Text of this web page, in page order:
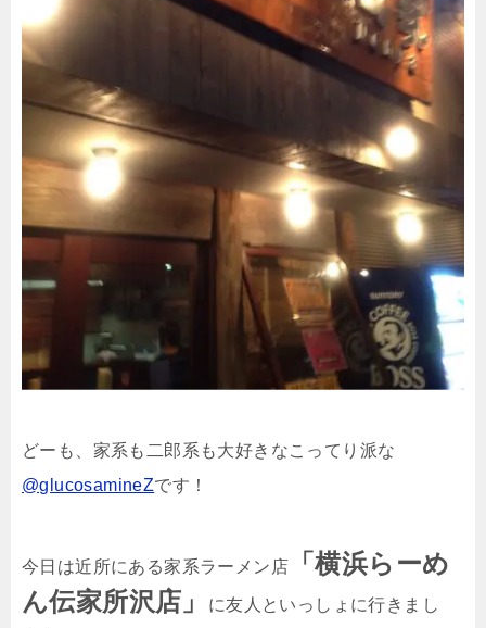
どーも、家系も二郎系も大好きなこってり派な
@glucosamineZです！
今日は近所にある家系ラーメン店
「横浜らーめ
ん伝家所沢店」
に友人といっしょに行きまし